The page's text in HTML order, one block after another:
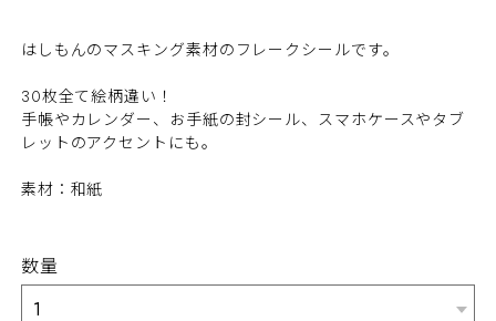
はしもんのマスキング素材のフレークシールです。
30枚全て絵柄違い！
手帳やカレンダー、お手紙の封シール、スマホケースやタブ
レットのアクセントにも。
素材：和紙
数量